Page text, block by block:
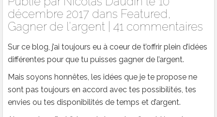
décembre 2017 dans Featured,
Gagner de l'argent 41 commentaires
Sur ce blog, j’ai toujours eu à coeur de t’offrir plein d’idées
différentes pour que tu puisses gagner de l’argent.
Mais soyons honnêtes, les idées que je te propose ne
sont pas toujours en accord avec tes possibilités, tes
envies ou tes disponibilités de temps et d’argent.